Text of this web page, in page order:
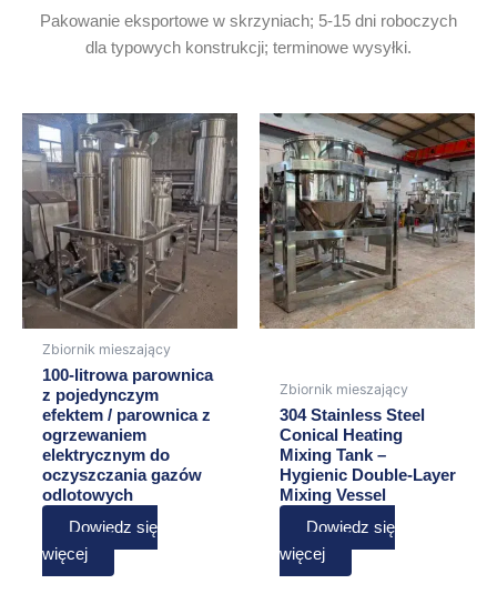
Pakowanie eksportowe w skrzyniach; 5-15 dni roboczych
dla typowych konstrukcji; terminowe wysyłki.
Zbiornik mieszający
100-litrowa parownica
z pojedynczym
efektem / parownica z
ogrzewaniem
elektrycznym do
oczyszczania gazów
odlotowych
Dowiedz się
więcej
Zbiornik mieszający
304 Stainless Steel
Conical Heating
Mixing Tank –
Hygienic Double-Layer
Mixing Vessel
Dowiedz się
więcej